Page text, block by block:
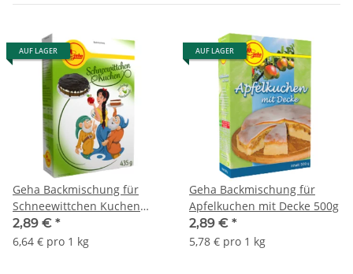
AUF LAGER
Geha Backmischung für
Schneewittchen Kuchen
435g
2,89 € *
6,64 € pro 1 kg
AUF LAGER
Geha Backmischung für
Apfelkuchen mit Decke 500g
2,89 € *
5,78 € pro 1 kg